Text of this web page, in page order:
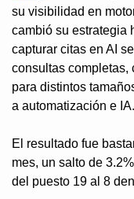
su visibilidad en
cambió su estrategia
capturar citas en AI
consultas completas,
para distintos
a automatización e IA.
El resultado fue
mes, un salto de
del puesto 19 al 8